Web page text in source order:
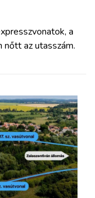
a
az utasszám.